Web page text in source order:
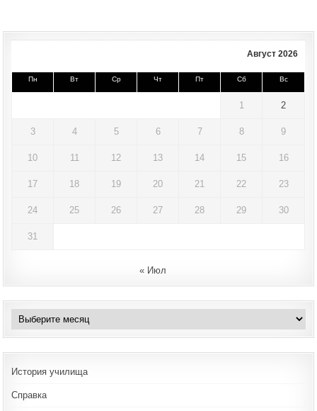
Август 2026
Пн Вт Ср Чт Пт Сб Вс
1 2
3 4 5 6 7 8 9
10 11 12 13 14 15 16
17 18 19 20 21 22 23
24 25 26 27 28 29 30
31
« Июл
Архивы
История училища
Справка